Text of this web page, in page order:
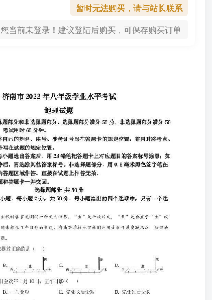
暂时无法购买，请与站长联系
您当前未登录！建议登陆后购买，可保存购买订单